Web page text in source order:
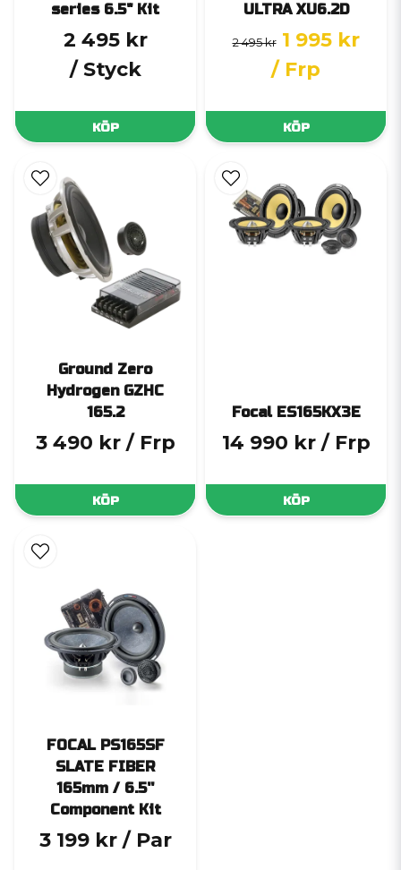
series 6.5" Kit
2 495 kr
/ Styck
KÖP
ULTRA XU6.2D
2 495 kr 1 995 kr
/ Frp
KÖP
Ground Zero
Hydrogen GZHC
165.2
3 490 kr / Frp
KÖP
Focal ES165KX3E
14 990 kr / Frp
KÖP
FOCAL PS165SF
SLATE FIBER
165mm / 6.5''
Component Kit
3 199 kr / Par